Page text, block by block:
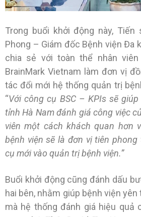
Trong buổi khởi động này, Tiến
Phong – Giám đốc Bệnh viện Đa
chia sẻ với toàn thể nhân
BrainMark Vietnam làm đơn vị
tác đổi mới hệ thống quản trị
“Với công cụ BSC – KPIs sẽ
tỉnh Hà Nam đánh giá công việc
viên một cách khách quan hơn
bệnh viện sẽ là đơn vị tiên
cụ mới vào quản trị bệnh viện.”
Buổi khởi động cũng đánh dấu
hai bên, nhằm giúp bệnh viện
mà hệ thống đánh giá hiệu quả